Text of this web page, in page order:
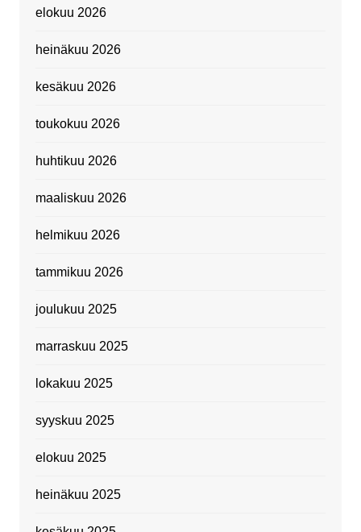
elokuu 2026
heinäkuu 2026
kesäkuu 2026
toukokuu 2026
huhtikuu 2026
maaliskuu 2026
helmikuu 2026
tammikuu 2026
joulukuu 2025
marraskuu 2025
lokakuu 2025
syyskuu 2025
elokuu 2025
heinäkuu 2025